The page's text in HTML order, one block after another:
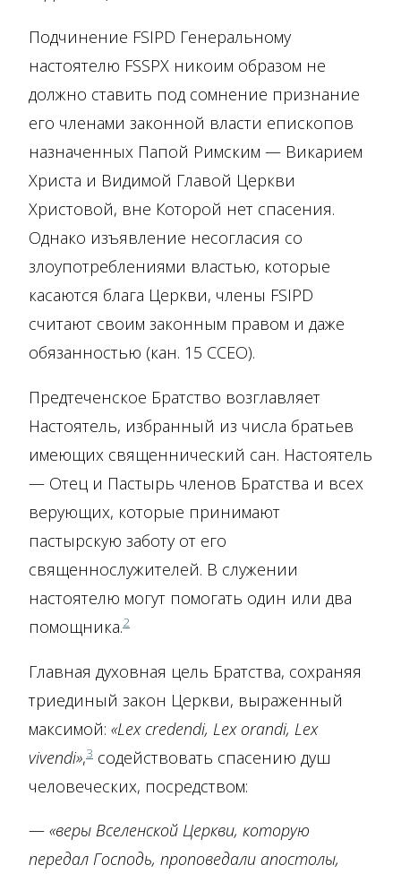
Подчинение FSIPD Генеральному
настоятелю FSSPX никоим образом не
должно ставить под сомнение признание
его членами законной власти епископов
назначенных Папой Римским — Викарием
Христа и Видимой Главой Церкви
Христовой, вне Которой нет спасения.
Однако изъявление несогласия со
злоупотреблениями властью, которые
касаются блага Церкви, члены FSIPD
считают своим законным правом и даже
обязанностью (кан. 15 CCEO).
Предтеченское Братство возглавляет
Настоятель, избранный из числа братьев
имеющих священнический сан. Настоятель
— Отец и Пастырь членов Братства и всех
верующих, которые принимают
пастырскую заботу от его
священнослужителей. В служении
настоятелю могут помогать один или два
помощника.2
Главная духовная цель Братства, сохраняя
триединый закон Церкви, выраженный
максимой: «Lex credendi, Lex orandi, Lex
vivendi»,3 содействовать спасению душ
человеческих, посредством:
— «веры Вселенской Церкви, которую
передал Господь, проповедали апостолы,